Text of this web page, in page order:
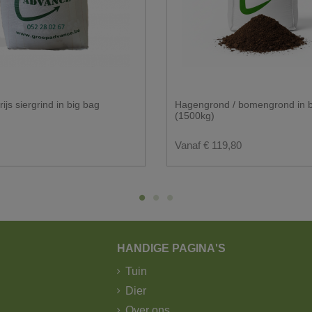
van het park.
door GLS.
met kraan.
siergrind in big bag
Hagengrond / bomengrond in
(1500kg)
Vanaf € 119,80
HANDIGE PAGINA'S
Tuin
Dier